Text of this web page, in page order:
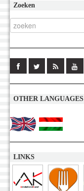
Zoeken
OTHER LANGUAGES
LINKS